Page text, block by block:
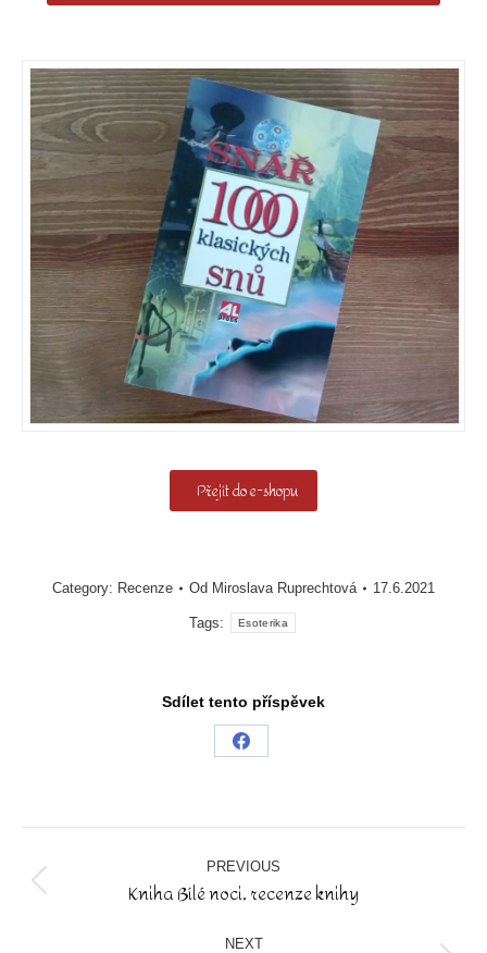
Přejít do e-shopu
Category: Recenze Od Miroslava Ruprechtová 17.6.2021
Tags: Esoterika
Sdílet tento příspěvek
Share
Post
navigation PREVIOUS
Previous
Kniha Bílé noci, recenze knihy
NEXT